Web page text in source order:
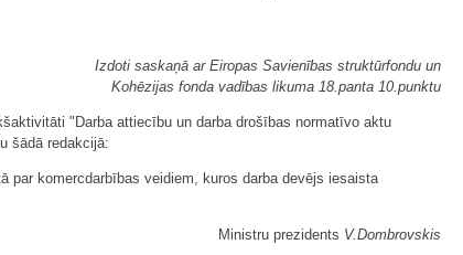
Izdoti saskaņā ar Eiropas Savienības struktūrfondu un
Kohēzijas fonda vadības likuma 18.panta 10.punktu
"Darba attiecību un darba drošības normatīvo aktu
šādā redakcijā:
komercdarbības veidiem, kuros darba devējs iesaista
Ministru prezidents V.Dombrovskis